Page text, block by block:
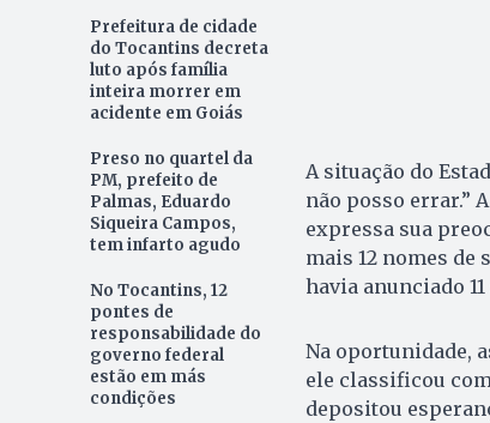
Prefeitura de cidade
do Tocantins decreta
luto após família
inteira morrer em
acidente em Goiás
Preso no quartel da
PM, prefeito de
Palmas, Eduardo
Siqueira Campos,
tem infarto agudo
No Tocantins, 12
pontes de
responsabilidade do
governo federal
estão em más
condições
A situação do
não posso errar.”
expressa sua
mais 12 nomes de
havia anunciado
Na oportunidade,
ele classificou
depositou